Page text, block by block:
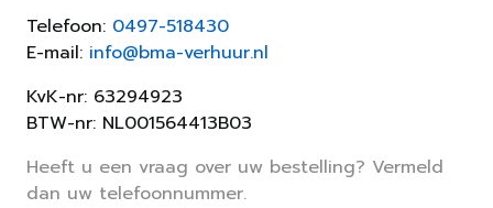
Telefoon: 0497-518430
E-mail: info@bma-verhuur.nl
KvK-nr: 63294923
BTW-nr: NL001564413B03
Heeft u een vraag over uw bestelling? Vermeld
dan uw telefoonnummer.